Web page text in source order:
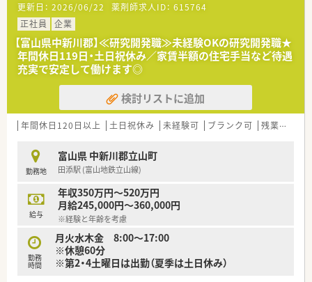
更新日： 2026/06/22 薬剤師求人ID： 615764
正社員
企業
【富山県中新川郡】≪研究開発職≫未経験OKの研究開発職★
年間休日119日・土日祝休み／家賃半額の住宅手当など待遇
充実で安定して働けます◎
検討リストに追加
年間休日120日以上 土日祝休み 未経験可 ブランク可 残業なし(ほぼなし含む)
勤務地
富山県 中新川郡立山町
田添駅 (富山地鉄立山線)
給与
年収350万円～520万円
月給245,000円～360,000円
※経験と年齢を考慮
勤務
時間
月火水木金 8:00～17:00
※休憩60分
※第2・4土曜日は出勤（夏季は土日休み）